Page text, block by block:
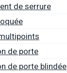
de serrure
de porte
de porte blindée